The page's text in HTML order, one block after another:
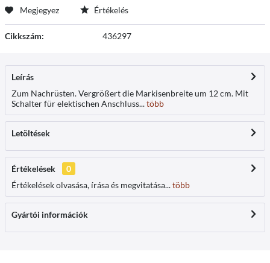
Megjegyez Értékelés
Cikkszám: 436297
Leírás
Zum Nachrüsten. Vergrößert die Markisenbreite um 12 cm. Mit
Schalter für elektischen Anschluss...több
Letöltések
Értékelések
0
Értékelések olvasása, írása és megvitatása...több
Gyártói információk